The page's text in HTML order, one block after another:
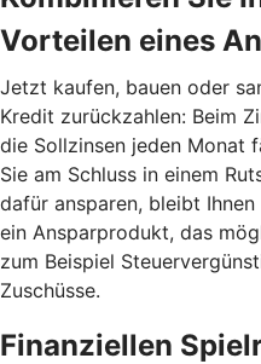
Vorteilen eines
Jetzt kaufen, bauen oder
Kredit zurückzahlen: Beim
die Sollzinsen jeden Monat
Sie am Schluss in einem
dafür ansparen, bleibt
ein Ansparprodukt, das
zum Beispiel
Zuschüsse.
Finanziellen